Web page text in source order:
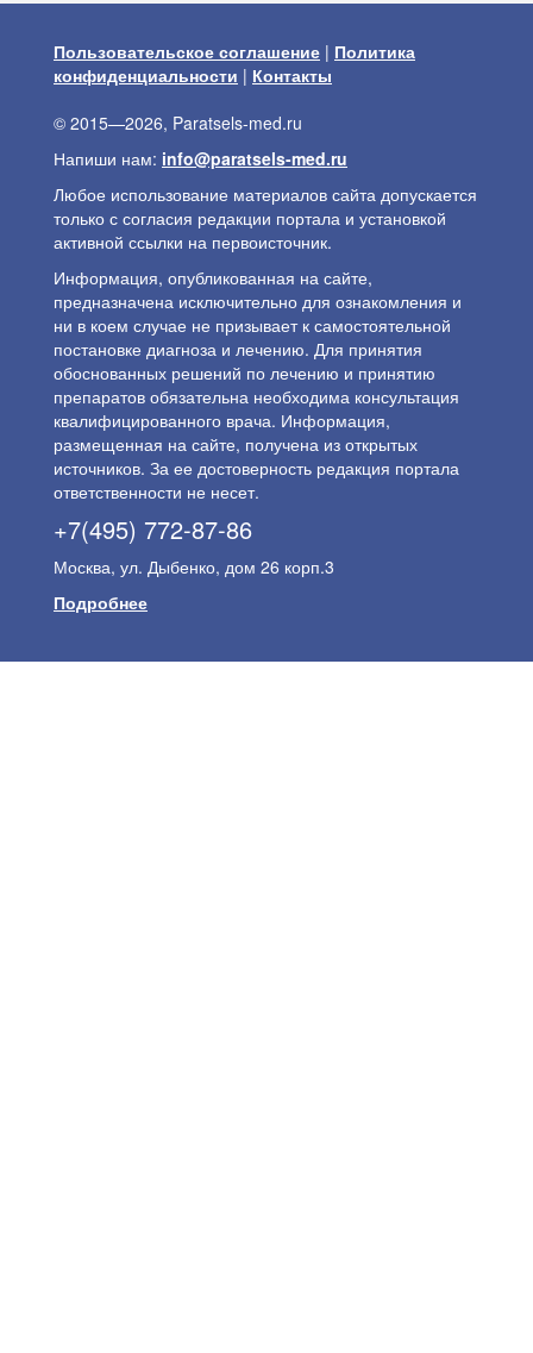
Пользовательское соглашение | Политика
конфиденциальности | Контакты
© 2015—2026, Paratsels-med.ru
Напиши нам: info@paratsels-med.ru
Любое использование материалов сайта допускается
только с согласия редакции портала и установкой
активной ссылки на первоисточник.
Информация, опубликованная на сайте,
предназначена исключительно для ознакомления и
ни в коем случае не призывает к самостоятельной
постановке диагноза и лечению. Для принятия
обоснованных решений по лечению и принятию
препаратов обязательна необходима консультация
квалифицированного врача. Информация,
размещенная на сайте, получена из открытых
источников. За ее достоверность редакция портала
ответственности не несет.
+7(495) 772-87-86
Москва, ул. Дыбенко, дом 26 корп.3
Подробнее